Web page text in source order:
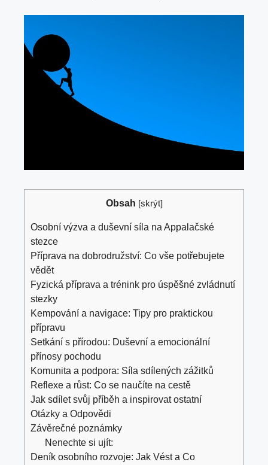
Obsah [skrýt]
Osobní výzva a duševní síla na Appalačské
stezce
Příprava na dobrodružství: Co vše potřebujete
vědět
Fyzická příprava a trénink pro úspěšné zvládnutí
stezky
Kempování a navigace: Tipy pro praktickou
přípravu
Setkání s přírodou: Duševní a emocionální
přínosy pochodu
Komunita a podpora: Síla sdílených zážitků
Reflexe a růst: Co se naučíte na cestě
Jak sdílet svůj příběh a inspirovat ostatní
Otázky a Odpovědi
Závěrečné poznámky
Nenechte si ujít:
Deník osobního rozvoje: Jak Vést a Co